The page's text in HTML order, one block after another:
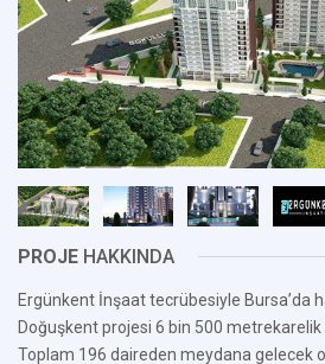
PROJE HAKKINDA
Ergünkent İnşaat tecrübesiyle Bursa’da
Doğuşkent projesi 6 bin 500
Toplam 196 daireden meydana gelecek